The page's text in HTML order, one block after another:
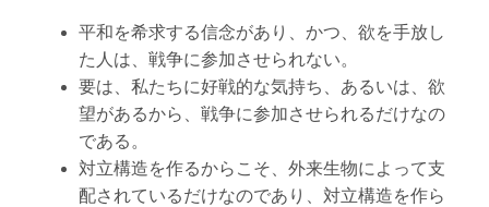
平和を希求する信念があり、かつ、欲を手放し
た人は、戦争に参加させられない。
要は、私たちに好戦的な気持ち、あるいは、欲
望があるから、戦争に参加させられるだけなの
である。
対立構造を作るからこそ、外来生物によって支
配されているだけなのであり、対立構造を作ら